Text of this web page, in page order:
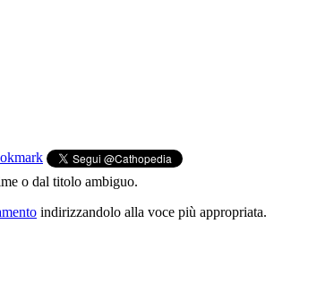
o dal titolo ambiguo.
indirizzandolo alla voce più appropriata.